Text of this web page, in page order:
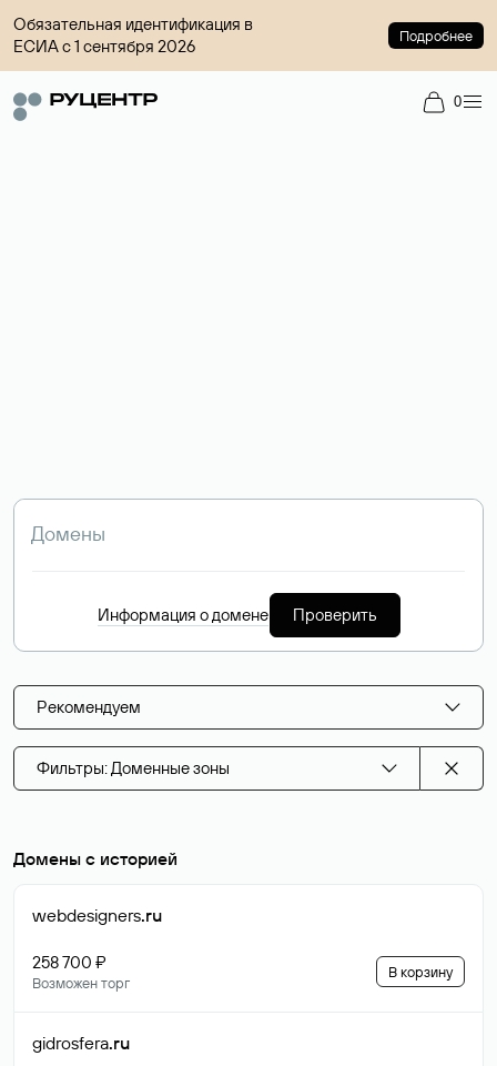
Обязательная идентификация в
ЕСИА с 1 сентября 2026
Подробнее
0
Информация о домене Проверить
Рекомендуем
Фильтры: Доменные зоны
Домены с историей
webdesigners.ru
258 700 ₽
Возможен торг
В корзину
gidrosfera.ru